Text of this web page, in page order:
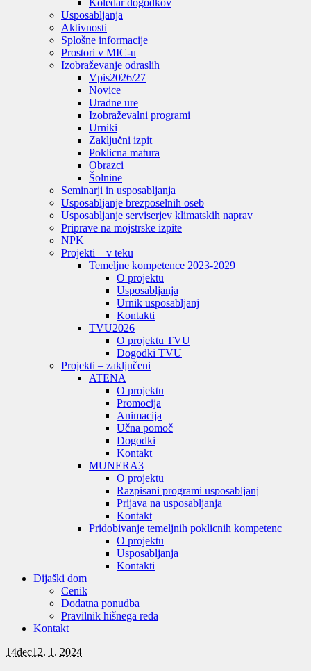
Koledar dogodkov
Usposabljanja
Aktivnosti
Splošne informacije
Prostori v MIC-u
Izobraževanje odraslih
Vpis2026/27
Novice
Uradne ure
Izobraževalni programi
Urniki
Zaključni izpit
Poklicna matura
Obrazci
Šolnine
Seminarji in usposabljanja
Usposabljanje brezposelnih oseb
Usposabljanje serviserjev klimatskih naprav
Priprave na mojstrske izpite
NPK
Projekti – v teku
Temeljne kompetence 2023-2029
O projektu
Usposabljanja
Urnik usposabljanj
Kontakti
TVU2026
O projektu TVU
Dogodki TVU
Projekti – zaključeni
ATENA
O projektu
Promocija
Animacija
Učna pomoč
Dogodki
Kontakt
MUNERA3
O projektu
Razpisani programi usposabljanj
Prijava na usposabljanja
Kontakt
Pridobivanje temeljnih poklicnih kompetenc
O projektu
Usposabljanja
Kontakti
Dijaški dom
Cenik
Dodatna ponudba
Pravilnik hišnega reda
Kontakt
14dec12. 1. 2024